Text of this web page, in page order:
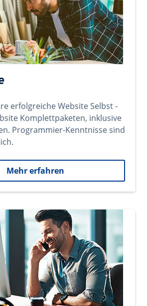
erfolgreiche Website Selbst -
Komplettpaketen, inklusive
Programmier-Kenntnisse sind
Mehr erfahren